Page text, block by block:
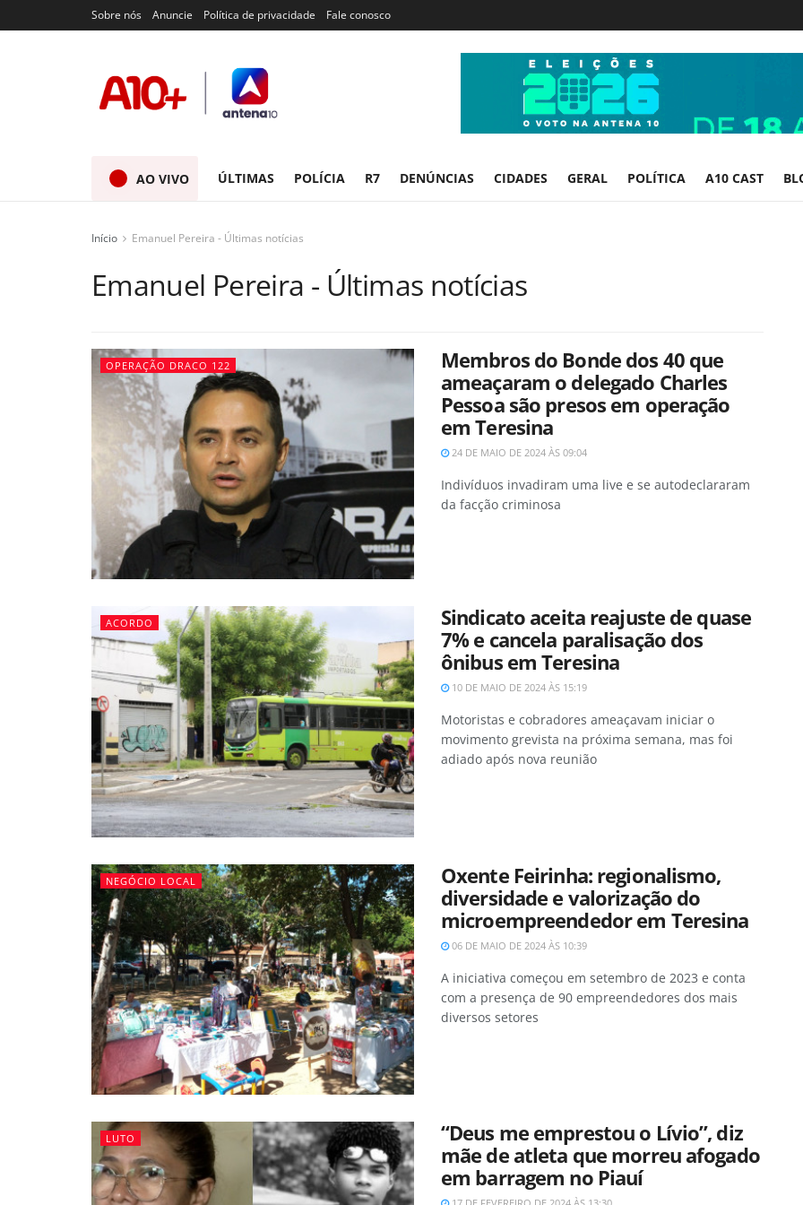
Sobre nós Anuncie Política de privacidade Fale conosco
AO VIVO ÚLTIMAS POLÍCIA R7 DENÚNCIAS CIDADES GERAL POLÍTICA A10 CAST
Início Emanuel Pereira - Últimas notícias
Emanuel Pereira - Últimas notícias
OPERAÇÃO DRACO 122
Membros do Bonde dos 40 que
ameaçaram o delegado Charles
Pessoa são presos em operação
em Teresina
24 DE MAIO DE 2024 ÀS 09:04
Indivíduos invadiram uma live e se autodeclararam
da facção criminosa
ACORDO
Sindicato aceita reajuste de quase
7% e cancela paralisação dos
ônibus em Teresina
10 DE MAIO DE 2024 ÀS 15:19
Motoristas e cobradores ameaçavam iniciar o
movimento grevista na próxima semana, mas foi
adiado após nova reunião
NEGÓCIO LOCAL
Oxente Feirinha: regionalismo,
diversidade e valorização do
microempreendedor em Teresina
06 DE MAIO DE 2024 ÀS 10:39
A iniciativa começou em setembro de 2023 e conta
com a presença de 90 empreendedores dos mais
diversos setores
LUTO
“Deus me emprestou o Lívio”, diz
mãe de atleta que morreu afogado
em barragem no Piauí